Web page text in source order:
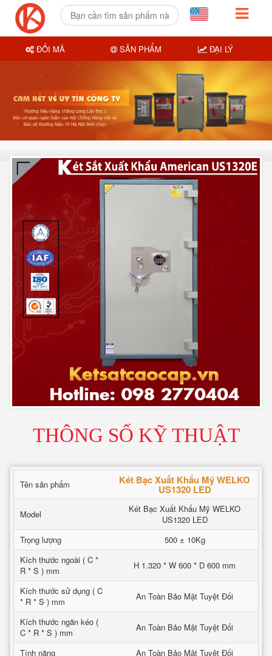
THÔNG SỐ KỸ THUẬT
Tên sản phẩm Két Bạc Xuất Khẩu Mỹ WELKO
US1320 LED
Model
Két Bạc Xuất Khẩu Mỹ WELKO
US1320 LED
Trọng lượng
500 ± 10Kg
Kích thước ngoài ( C *
R * S ) mm
H 1.320 * W 600 * D 600 mm
Kích thước sử dụng ( C
* R * S ) mm
An Toàn Bảo Mật Tuyệt Đối
Kích thước ngăn kéo (
C * R * S ) mm
An Toàn Bảo Mật Tuyệt Đối
Tính năng
An Toàn Bảo Mật Tuyệt Đối
ĐỔI MÃ SẢN PHẨM ĐẠI LÝ